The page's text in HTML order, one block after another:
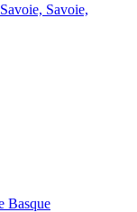
Savoie,
Basque